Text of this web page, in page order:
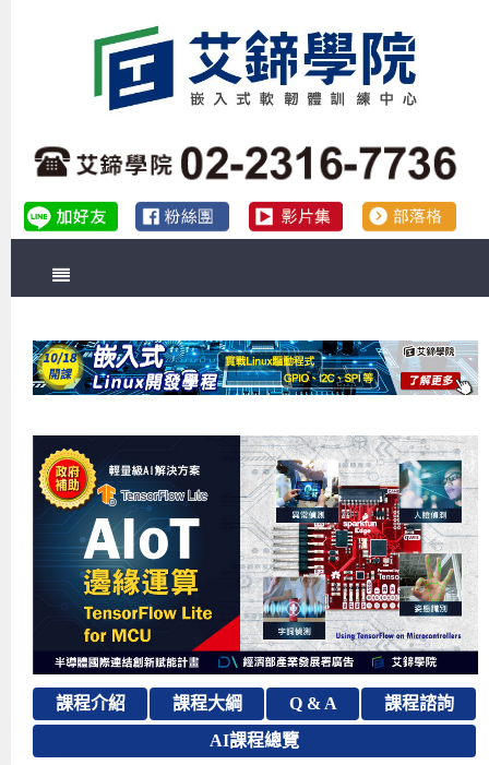
關於艾鍗
企業預約徵才
儲備講師計劃
最新補助課程
公司簡介
師資介紹
開發板介紹
環境設備
最新職缺
艾鍗新聞
獲獎與榮耀
交通資訊
課程說明會
課程說明會
政府補助職訓說明會
嵌入式Linux開發系列課程
[學程] 嵌入式Linux開發實務
Linux系統建置實務
Linux系統程式設計
Linux驅動程式設計實戰
ARM Boot Loader設計
Linux Socket網路程式設計
MCU韌體設計系列課程
ARM MCU單晶片韌體開發
USB韌體設計
STM32嵌入式開發實戰
[學程]MCU韌體設計實戰
TI MSP430微控制器開發
硬體/IC設計系列課程
全能電路設計實戰班
FPGA 數位IC設計實戰
感測電路設計與應用
Allegro/PCB Layout設計
AI人工智慧系列課程
iPAS AI應用規劃師能力鑑定課程
AI深度學習與影像辨識實戰
AI雲端原生與MLOps自動化實務
iPAS經濟部產業人才能力鑑定
iPAS AI應用規劃師能力鑑定
iPAS AIoT 應用工程師(物聯網類)
Web及雲端系列課程
Kubernetes雲原生實戰班
物聯網開發系列課程
數位課程
熱門課程
讓 AI 成為你的數位同事
AI雲端原生與MLOps自動化實務
n8n 零基礎工作自動化實戰班
Vibe Coding：AI 協作全端開發實戰班
iPAS AI應用規劃師能力鑑定課程
數位課程總覽
嵌入式Linux開發系列
嵌入式Linux學程(數位豪華版)
Linux系統程式設計
Linux驅動程式
ARM Boot Loader
MCU韌體開發系列
MCU韌體設計
Python硬體控制-Pi Pico物聯網實作
Edge AI與Pi Pico實作應用
AI人工智慧系列課程
iPAS AI應用規劃師能力鑑定課程
Vibe Coding：AI協作全端開發
Web及雲端系列課程
kubernetes雲原生實戰班
IoT物聯網開發系列
補助專班
待業青年職訓課程(29歲以下)
Kubernetes工程師養成班
[假日班]AI邊緣運算實作TensorFlow Lite for MCU
[假日班]物聯網資訊安全實務
更多...
企業服務
企業教育訓練
企業儲值優惠方案
艾鍗企業VIP會員
企業徵才
研發設計服務
研討活動
學員專區
會員優惠
學員見證
資訊專區
前進校園
校園巡迴講座
研發實習生計畫
會員優惠
課程介紹 課程大綱 Q & A
課程諮詢
AI課程總覽